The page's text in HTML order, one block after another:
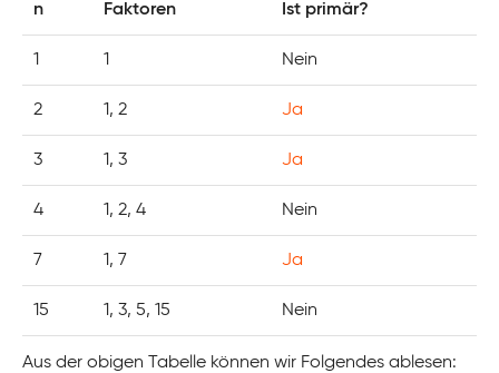
n Faktoren Ist primär?
1 1 Nein
2 1, 2 Ja
3 1, 3 Ja
4 1, 2, 4 Nein
7 1, 7 Ja
15 1, 3, 5, 15 Nein
Aus der obigen Tabelle können wir Folgendes ablesen: